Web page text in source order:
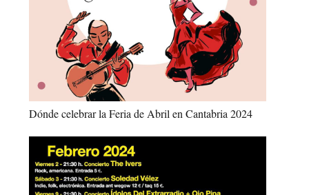
Dónde celebrar la Feria de Abril en Cantabria 2024